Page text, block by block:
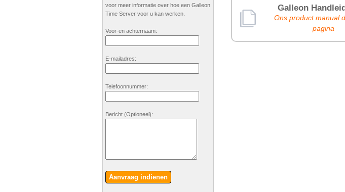
Galleon
Ons product manual
pagina
voor meer informatie over hoe een Galleon
Time Server voor u kan werken.
Voor-en achternaam:
E-mailadres:
Telefoonnummer:
Bericht (Optioneel):
Aanvraag indienen